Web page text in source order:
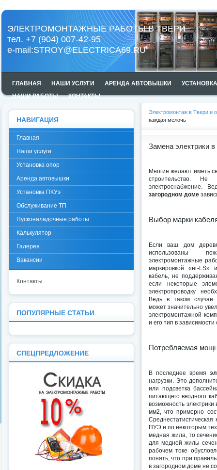
ЭЛЕКТРОМОНТАЖНЫЕ РАБОТЫ В ТВЕРИ
тел. +7 (904) 007-42-95
e-mail:STROY@ELECTRICA69.RU
ГЛАВНАЯ НАШИ УСЛУГИ АРЕНДА АВТОВЫШКИ
НАШИ РАБОТЫ
КОНТАКТЫ
Электромонтаж в Твери и
каждая мелочь
Замена электрики
Многие желают иметь
строительство.
электроснабжение.
загородном доме
Выбор марки
Если ваш дом
использованы
электромонтажные
маркировкой «нг-LS»
кабель, не
если некоторые
электропроводку
Ведь в таком случае
может значительно
электромонтажной
и его тип в
Потребляемая
В последнее время
нагрузки. Это
или подсветка
питающего вводного
возможность
мм2, что примерно
ПУЭ и по некоторым
медная жила, то
для медной жилы
рабочем токе
понять, что при
в загородном доме не
НАВИГАЦИЯ
Главная
Наши услуги
Установка опор
Аренда автовышки
Установка ПКУэ
Обслуживание ТП
Пусконаладочные работы
Калькулятор
Галерея
Вакансии
Контакты
ПОПУЛЯРНЫЕ СТАТЬИ
СПЕЦПРЕДЛОЖЕНИЕ